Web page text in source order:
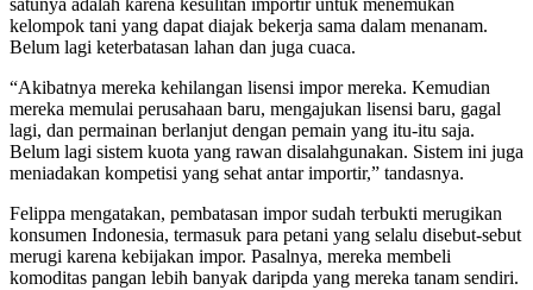
satunya adalah karena kesulitan importir untuk menemukan
kelompok tani yang dapat diajak bekerja sama dalam menanam.
Belum lagi keterbatasan lahan dan juga cuaca.
“Akibatnya mereka kehilangan lisensi impor mereka. Kemudian
mereka memulai perusahaan baru, mengajukan lisensi baru, gagal
lagi, dan permainan berlanjut dengan pemain yang itu-itu saja.
Belum lagi sistem kuota yang rawan disalahgunakan. Sistem ini juga
meniadakan kompetisi yang sehat antar importir,” tandasnya.
Felippa mengatakan, pembatasan impor sudah terbukti merugikan
konsumen Indonesia, termasuk para petani yang selalu disebut-sebut
merugi karena kebijakan impor. Pasalnya, mereka membeli
komoditas pangan lebih banyak daripda yang mereka tanam sendiri.